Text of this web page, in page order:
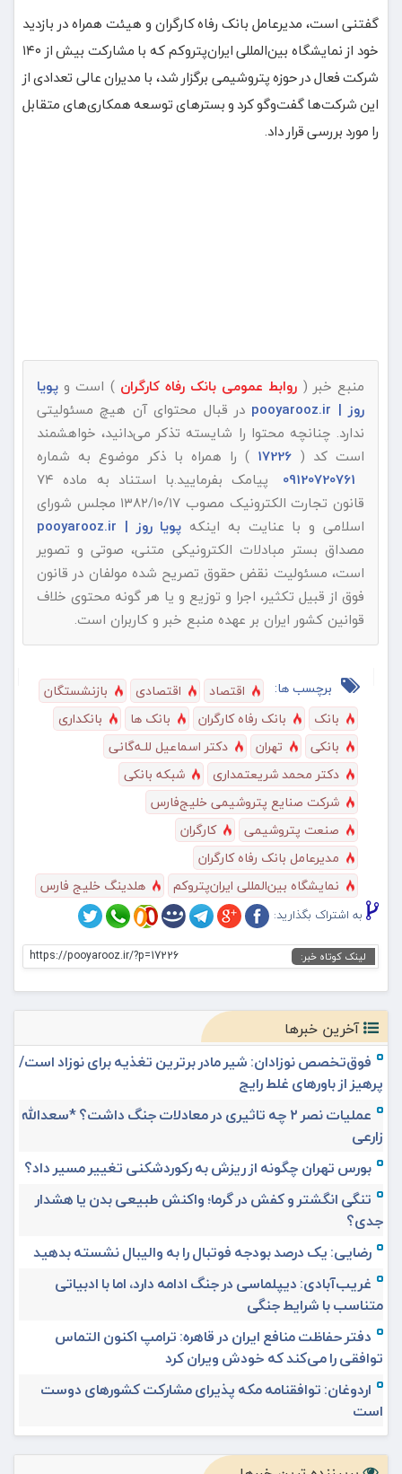
گفتنی است، مدیرعامل بانک رفاه کارگران و هیئت همراه در بازدید
خود از نمایشگاه بین‌المللی ایران‌پتروکم که با مشارکت بیش از ۱۴۰
شرکت فعال در حوزه پتروشیمی برگزار شد، با مدیران عالی تعدادی از
این شرکت‌ها گفت‌وگو کرد و بسترهای توسعه همکاری‌های متقابل
را مورد بررسی قرار داد.
منبع خبر ( روابط عمومی بانک رفاه کارگران ) است و پویا
روز | pooyarooz.ir
در قبال محتوای آن هیچ مسئولیتی
ندارد. چنانچه محتوا را شایسته تذکر می‌دانید، خواهشمند
است کد (
) را همراه با ذکر موضوع به شماره
پیامک بفرمایید.با استناد به ماده ۷۴
قانون تجارت الکترونیک مصوب ۱۳۸۲/۱۰/۱۷ مجلس شورای
اسلامی و با عنایت به اینکه پویا روز | pooyarooz.ir
مصداق بستر مبادلات الکترونیکی متنی، صوتی و تصویر
است، مسئولیت نقض حقوق تصریح شده مولفان در قانون
فوق از قبیل تکثیر، اجرا و توزیع و یا هر گونه محتوی خلاف
قوانین کشور ایران بر عهده منبع خبر و کاربران است.
برچسب ها: اقتصاد اقتصادی
بازنشستگان
بانک
بانک رفاه کارگران بانک ها
بانکداری
بانکی
تهران
دکتر اسماعیل للـه‌گانی
دکتر محمد شریعتمداری
شبکه بانکی
شرکت صنایع پتروشیمی خلیج‌فارس
صنعت پتروشیمی
کارگران
مدیرعامل بانک رفاه کارگران
نمایشگاه بین‌المللی ایران‌پتروکم
هلدینگ خلیج فارس
به اشتراک بگذارید:
لینک کوتاه خبر: https://pooyarooz.ir/?p=17226
آخرین خبرها
فوق‌تخصص نوزادان: شیر مادر برترین تغذیه برای نوزاد است/
پرهیز از باورهای غلط رایج
عملیات نصر ۲ چه تاثیری در معادلات جنگ داشت؟ *سعدالله
زارعی
بورس تهران چگونه از ریزش به رکوردشکنی تغییر مسیر داد؟
تنگی انگشتر و کفش در گرما؛ واکنش طبیعی بدن یا هشدار
جدی؟
رضایی: یک درصد بودجه فوتبال را به والیبال نشسته بدهید
غریب‌آبادی: دیپلماسی در جنگ ادامه دارد، اما با ادبیاتی
متناسب با شرایط جنگی
دفتر حفاظت منافع ایران در قاهره: ترامپ اکنون التماس
توافقی را می‌کند که خودش ویران کرد
اردوغان: توافقنامه مکه پذیرای مشارکت کشورهای دوست
است